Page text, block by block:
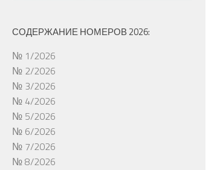
СОДЕРЖАНИЕ НОМЕРОВ 2026:
№ 1/2026
№ 2/2026
№ 3/2026
№ 4/2026
№ 5/2026
№ 6/2026
№ 7/2026
№ 8/2026